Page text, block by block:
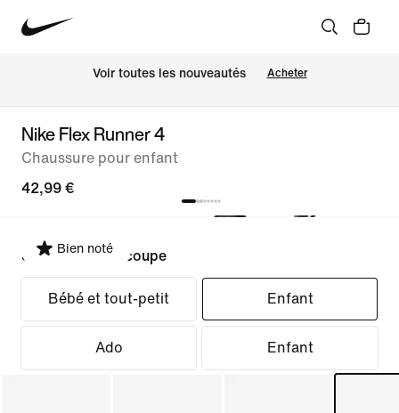
Voir toutes les nouveautés Acheter
Nike Flex Runner 4
Chaussure pour enfant
42,99 €
Bien noté
Sélectionner la coupe
Bébé et tout-petit Enfant
Ado Enfant